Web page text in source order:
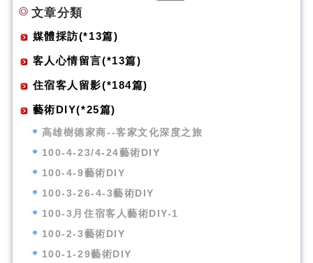
文章分類
媒體採訪(*13篇)
客人心情留言(*13篇)
住宿客人留影(*184篇)
藝術DIY(*25篇)
高雄樹德家商--客家文化深度之旅
100-4-23/4-24藝術DIY
100-4-9藝術DIY
100-3-26-4-3藝術DIY
100-3月住宿客人藝術DIY-1
100-2-3藝術DIY
100-1-29藝術DIY